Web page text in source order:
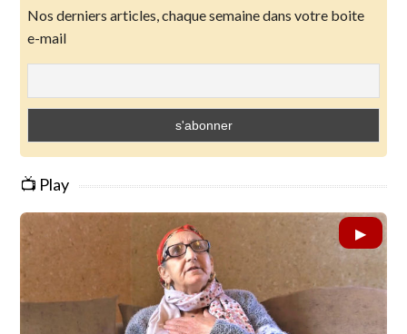
Nos derniers articles, chaque semaine dans votre boite
e-mail
📺 Play